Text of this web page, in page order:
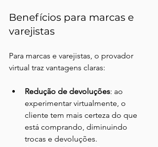
Benefícios para marcas e
varejistas
Para marcas e varejistas, o provador
virtual traz vantagens claras:
Redução de devoluções: ao
experimentar virtualmente, o
cliente tem mais certeza do que
está comprando, diminuindo
trocas e devoluções.